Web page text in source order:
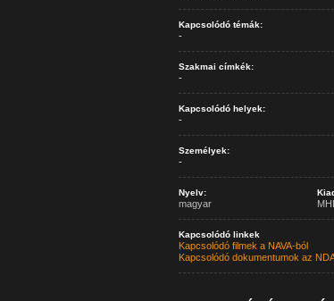
Kapcsolódó témák:
-
Szakmai címkék:
-
Kapcsolódó helyek:
-
Személyek:
-
Nyelv:
magyar
Kapcsolódó linkek
Kapcsolódó filmek a NAVA-ból
Kapcsolódó dokumentumok az